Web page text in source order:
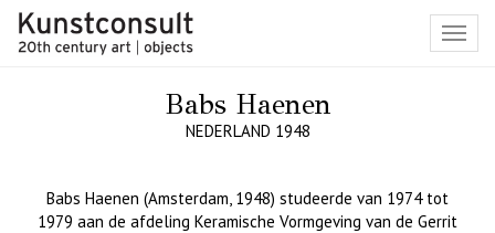
Babs Haenen
NEDERLAND 1948
Babs Haenen (Amsterdam, 1948) studeerde van 1974 tot
1979 aan de afdeling Keramische Vormgeving van de Gerrit